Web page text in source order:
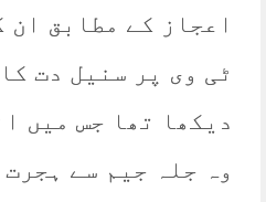
اعجاز کے مطابق ان
ٹی وی پر سنیل دت
دیکھا تھا جس میں
وہ جلہ جیم سے